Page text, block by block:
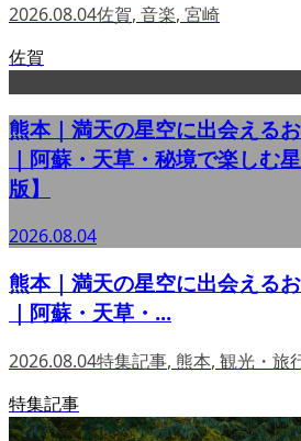
2026.08.04佐賀, 音楽, 宮崎
佐賀
熊本｜満天の星空に出会える
｜阿蘇・天草・秘境で楽しむ
版】
2026.08.04
熊本｜満天の星空に出会える
｜阿蘇・天草・...
2026.08.04特集記事, 熊本, 観光・旅
特集記事